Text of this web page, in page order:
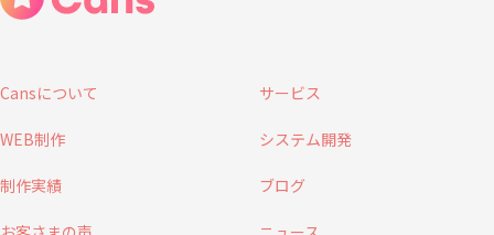
Cansについて サービス
WEB制作 システム開発
制作実績 ブログ